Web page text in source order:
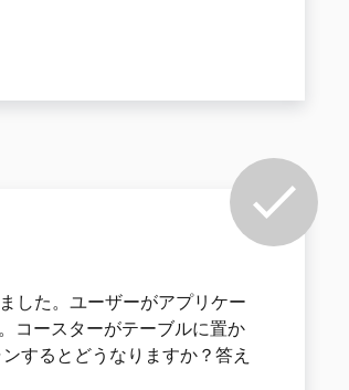
した。ユーザーがアプリケー
コースターがテーブルに置か
するとどうなりますか？答え